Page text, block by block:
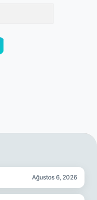
Ağustos 6, 2026